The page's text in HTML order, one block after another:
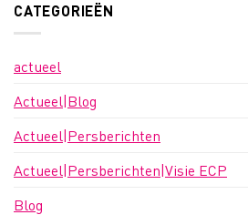
CATEGORIEËN
actueel
Actueel|Blog
Actueel|Persberichten
Actueel|Persberichten|Visie ECP
Blog